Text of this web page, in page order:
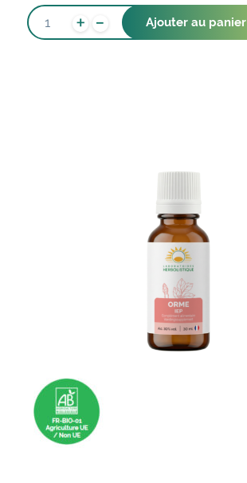
QUANTITÉ
DE
+ - Ajouter au panier